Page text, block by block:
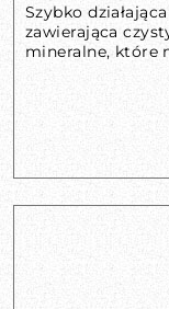
Szybko
zawierająca
mineralne, które